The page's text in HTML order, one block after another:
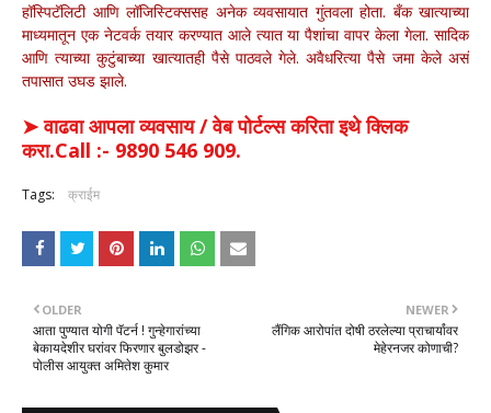
हॉस्पिटॅलिटी आणि लॉजिस्टिक्ससह अनेक व्यवसायात गुंतवला होता. बँक खात्याच्या
माध्यमातून एक नेटवर्क तयार करण्यात आले त्यात या पैशांचा वापर केला गेला. सादिक
आणि त्याच्या कुटुंबाच्या खात्यातही पैसे पाठवले गेले. अवैधरित्या पैसे जमा केले असं
तपासात उघड झाले.
➤ वाढवा आपला व्यवसाय / वेब पोर्टल्स करिता इथे क्लिक
करा.Call :- 9890 546 909.
Tags: क्राईम
NEWER
लैंगिक आरोपांत दोषी ठरलेल्या प्राचार्यांवर
मेहेरनजर कोणाची?
OLDER
आता पुण्यात योगी पॅटर्न ! गुन्हेगारांच्या
बेकायदेशीर घरांवर फिरणार बुलडोझर -
पोलीस आयुक्त अमितेश कुमार